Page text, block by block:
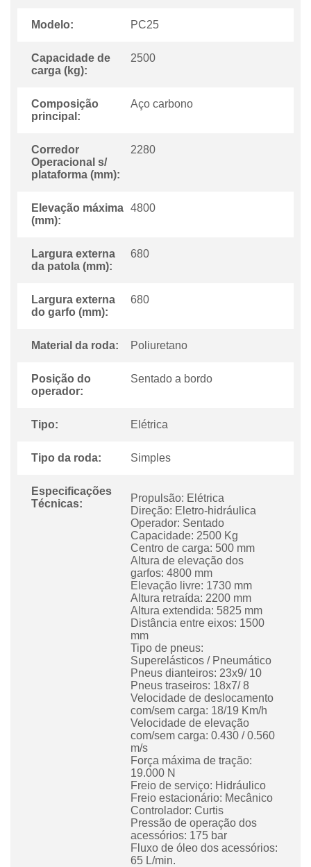
Modelo: PC25
Capacidade de
carga (kg):
2500
Composição
principal:
Aço carbono
Corredor
Operacional s/
plataforma (mm):
2280
Elevação máxima
(mm):
4800
Largura externa
da patola (mm):
680
Largura externa
do garfo (mm):
680
Material da roda: Poliuretano
Posição do
operador:
Sentado a bordo
Tipo: Elétrica
Tipo da roda: Simples
Especificações
Técnicas:
Propulsão: Elétrica
Direção: Eletro-hidráulica
Operador: Sentado
Capacidade: 2500 Kg
Centro de carga: 500 mm
Altura de elevação dos
garfos: 4800 mm
Elevação livre: 1730 mm
Altura retraída: 2200 mm
Altura extendida: 5825 mm
Distância entre eixos: 1500
mm
Tipo de pneus:
Superelásticos / Pneumático
Pneus dianteiros: 23x9/ 10
Pneus traseiros: 18x7/ 8
Velocidade de deslocamento
com/sem carga: 18/19 Km/h
Velocidade de elevação
com/sem carga: 0.430 / 0.560
m/s
Força máxima de tração:
19.000 N
Freio de serviço: Hidráulico
Freio estacionário: Mecânico
Controlador: Curtis
Pressão de operação dos
acessórios: 175 bar
Fluxo de óleo dos acessórios:
65 L/min.